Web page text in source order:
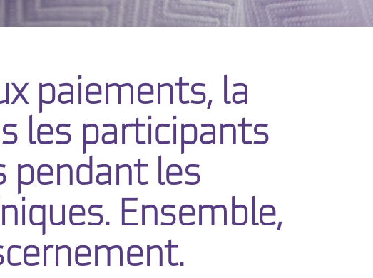
paiements, la
les participants
pendant les
Ensemble,